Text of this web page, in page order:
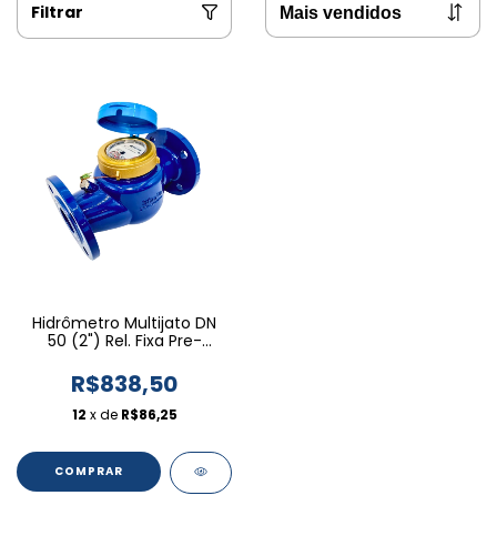
Filtrar
Hidrômetro Multijato DN
50 (2") Rel. Fixa Pre-
R$838,50
12 x de R$86,25
COMPRAR